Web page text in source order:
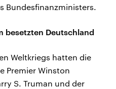
Bundesfinanzministers.
besetzten Deutschland
Weltkriegs hatten die
Premier Winston
S. Truman und der